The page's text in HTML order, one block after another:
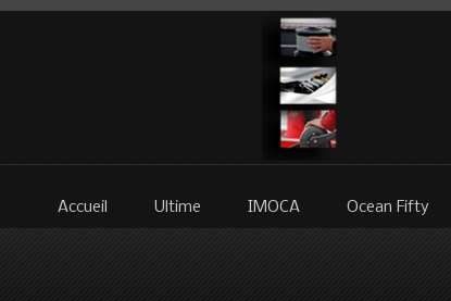
Accueil Ultime IMOCA Ocean Fifty